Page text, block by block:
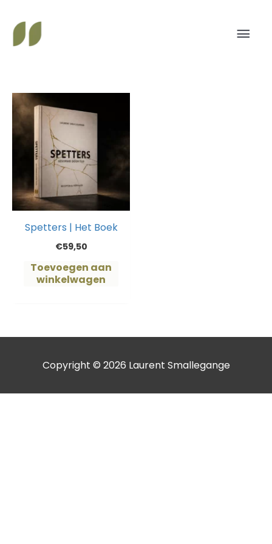
naar
Spetters | Het Boek
€59,50
Toevoegen aan
winkelwagen
Copyright © 2026 Laurent Smallegange